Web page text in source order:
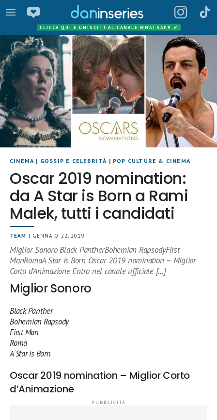
CLICCA QUI E UNISCITI AL CANALE WHATSAPP ✔
CINEMA | GOSSIP E CELEBRITÀ | POP CULTURE & CINEMA
Oscar 2019 nomination:
da A Star is Born a Rami
Malek, tutti i candidati
TEAM | GENNAIO 22, 2019
Miglior Sonoro Black PantherBohemian RapsodyFirst
ManRomaA Star is Born Oscar 2019 nomination – Miglior
Corto d’Animazione Entra nel canale ufficiale […]
Miglior Sonoro
Black Panther
Bohemian Rapsody
First Man
Roma
A Star is Born
Oscar 2019 nomination – Miglior Corto
d’Animazione